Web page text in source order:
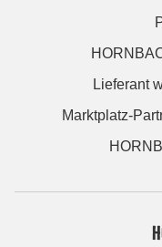
Lieferant
Marktplatz-